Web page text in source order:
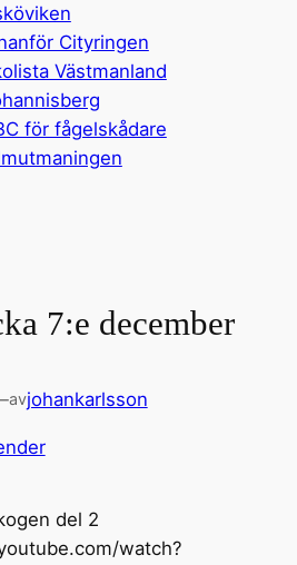
Cityringen
Västmanland
för fågelskådare
7:e december
avjohankarlsson
del 2
watch?